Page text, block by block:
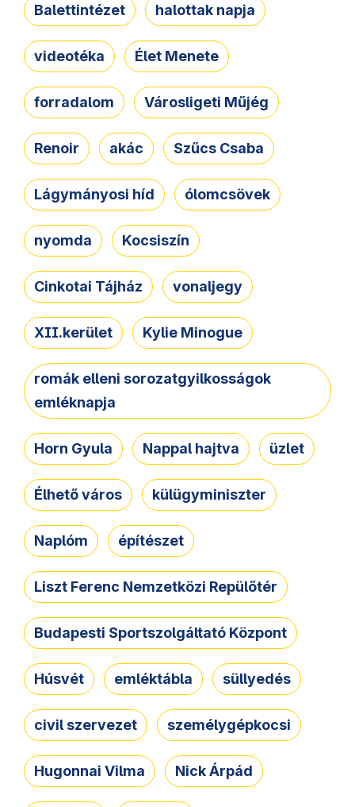
Balettintézet halottak napja
videotéka Élet Menete
forradalom Városligeti Műjég
Renoir akác Szűcs Csaba
Lágymányosi híd ólomcsövek
nyomda Kocsiszín
Cinkotai Tájház vonaljegy
XII.kerület Kylie Minogue
romák elleni sorozatgyilkosságok
emléknapja
Horn Gyula Nappal hajtva üzlet
Élhető város külügyminiszter
Naplóm építészet
Liszt Ferenc Nemzetközi Repülőtér
Budapesti Sportszolgáltató Központ
Húsvét emléktábla süllyedés
civil szervezet személygépkocsi
Hugonnai Vilma Nick Árpád